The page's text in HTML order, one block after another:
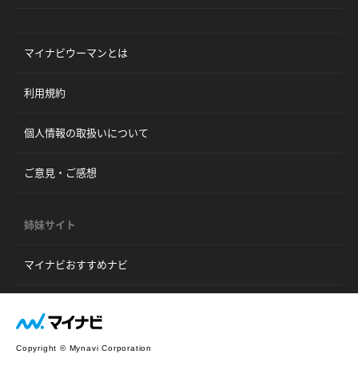
マイナビウーマンとは
利用規約
個人情報の取扱いについて
ご意見・ご感想
姉妹サイト
マイナビおすすめナビ
Copyright © Mynavi Corporation